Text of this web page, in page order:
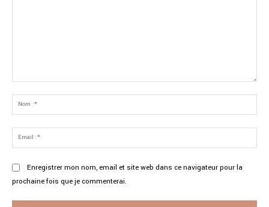
:*
:*
Enregistrer mon nom, email et site web dans ce navigateur pour la
prochaine fois que je commenterai.